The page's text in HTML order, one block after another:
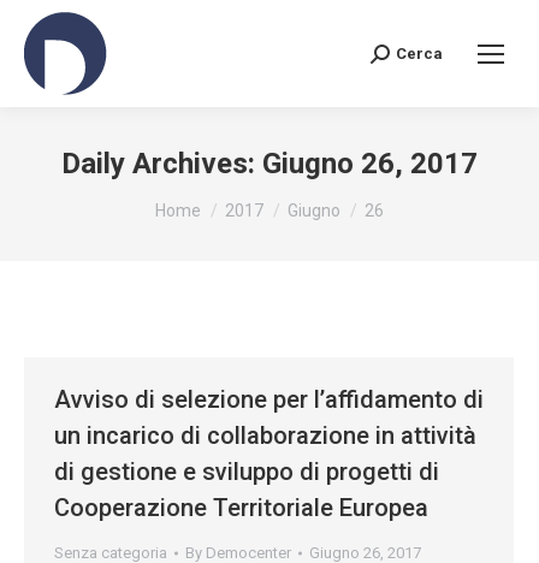
Search:
Cerca
Daily Archives: Giugno 26, 2017
You are here:
Home 2017 Giugno 26
Avviso di selezione per l’affidamento di
un incarico di collaborazione in attività
di gestione e sviluppo di progetti di
Cooperazione Territoriale Europea
Senza categoria By Democenter Giugno 26, 2017